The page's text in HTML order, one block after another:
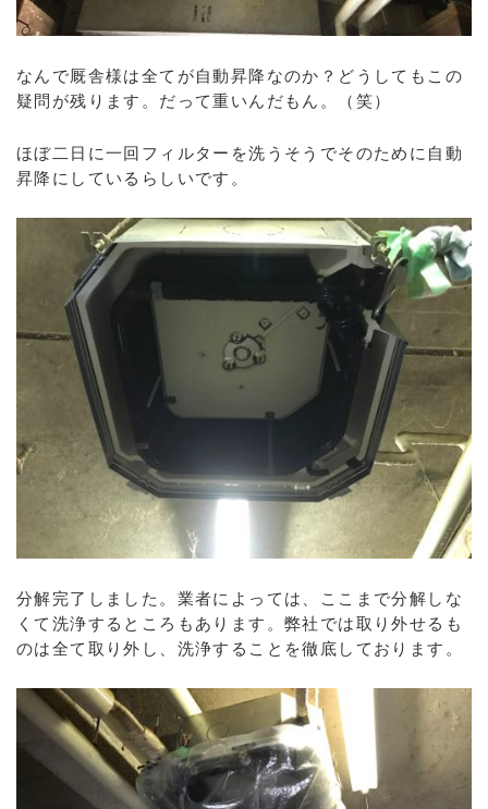
なんで厩舎様は全てが自動昇降なのか？どうしてもこの
疑問が残ります。だって重いんだもん。（笑）
ほぼ二日に一回フィルターを洗うそうでそのために自動
昇降にしているらしいです。
分解完了しました。業者によっては、ここまで分解しな
くて洗浄するところもあります。弊社では取り外せるも
のは全て取り外し、洗浄することを徹底しております。